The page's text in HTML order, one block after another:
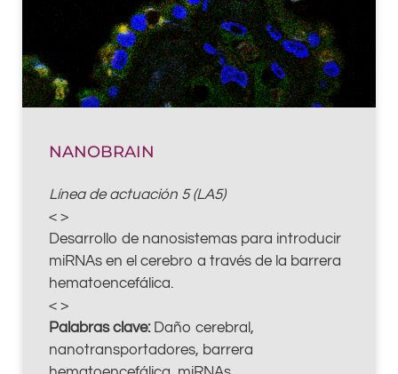
NANOBRAIN
Línea de actuación 5 (LA5)
< >
Desarrollo de nanosistemas para introducir
miRNAs en el cerebro a través de la barrera
hematoencefálica.
< >
Palabras clave:Daño cerebral,
nanotransportadores, barrera